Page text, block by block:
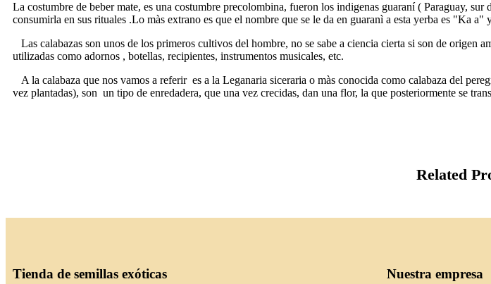
La costumbre de beber mate, es una costumbre precolombina, fueron los indigenas guaraní ( Paraguay,
consumirla en sus rituales .Lo màs extrano es que el nombre que se le da en guaranì a esta yerba es "Ka
Las calabazas son unos de los primeros cultivos del hombre, no se sabe a ciencia cierta si son de origen
utilizadas como adornos , botellas, recipientes, instrumentos musicales, etc.
A la calabaza que nos vamos a referir es a la Leganaria siceraria o màs conocida como calabaza del
vez plantadas), son un tipo de enredadera, que una vez crecidas, dan una flor, la que posteriormente se
Related
Tienda de semillas exóticas Nuestra empresa